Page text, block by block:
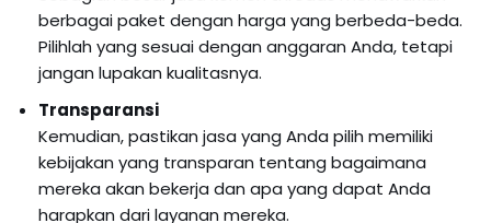
berbagai paket dengan harga yang berbeda-beda.
Pilihlah yang sesuai dengan anggaran Anda, tetapi
jangan lupakan kualitasnya.
Transparansi
Kemudian, pastikan jasa yang Anda pilih memiliki
kebijakan yang transparan tentang bagaimana
mereka akan bekerja dan apa yang dapat Anda
harapkan dari layanan mereka.